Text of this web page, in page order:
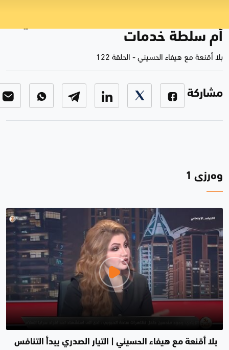
أم سلطة خدمات
بلا أقنعة مع هيفاء الحسيني- الحلقة 122
مشاركة
وەرزی 1
بلا أقنعة مع هيفاء الحسيني | التيار الصدري يبدأ التنافس